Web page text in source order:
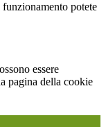
potete
essere
pagina della cookie